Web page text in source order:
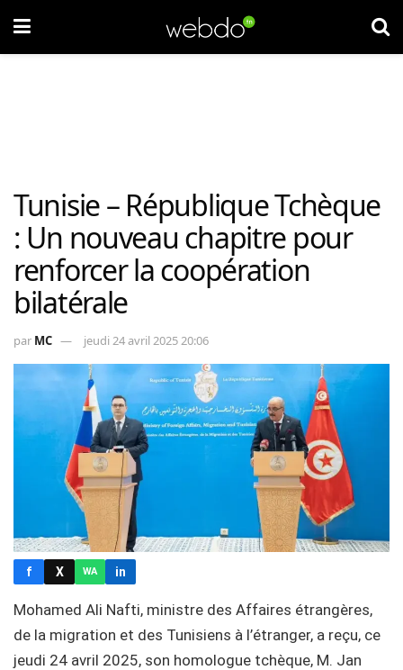
Tunisie – République Tchèque
: Un nouveau chapitre pour
renforcer la coopération
bilatérale
par MC jeudi 24 avril 2025 20:06
f X WA in
Mohamed Ali Nafti, ministre des Affaires étrangères,
de la migration et des Tunisiens à l’étranger, a reçu, ce
jeudi 24 avril 2025, son homologue tchèque, M. Jan